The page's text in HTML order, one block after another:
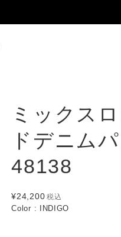
ミックス
ドデニム
48138
¥24,200 税込
Color : INDIGO